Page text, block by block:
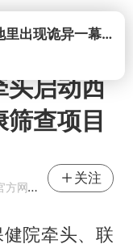
打开西平命案8天未破，玉米地里出现诡异一幕，我突然想起了欧金中
头启动西
查项目
网易号
关注
院牵头、联